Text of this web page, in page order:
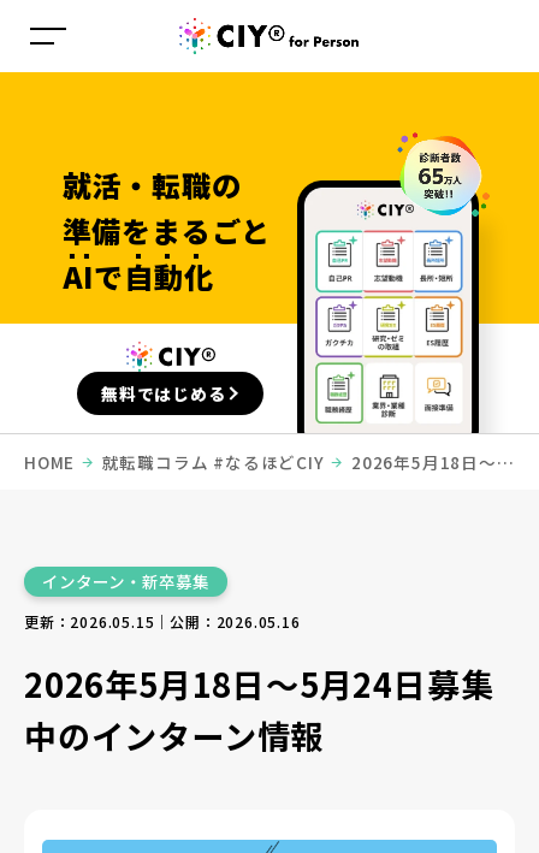
就活・転職の
準備をまるごと
AIで自動化
無料ではじめる
HOME 就転職コラム #なるほどCIY
2026年5月18日〜5
インターン・新卒募集
更新：2026.05.15｜公開：2026.05.16
2026年5月18日〜5月24日募集
中のインターン情報